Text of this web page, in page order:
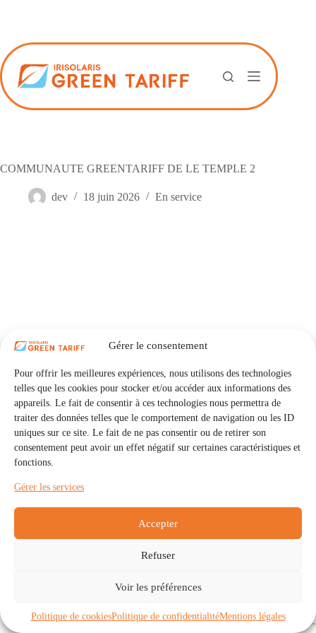
Gérer le consentement
Pour offrir les meilleures expériences, nous utilisons des technologies
telles que les cookies pour stocker et/ou accéder aux informations des
appareils. Le fait de consentir à ces technologies nous permettra de
traiter des données telles que le comportement de navigation ou les ID
uniques sur ce site. Le fait de ne pas consentir ou de retirer son
consentement peut avoir un effet négatif sur certaines caractéristiques et
fonctions.
Gérer les services
Accepter
Refuser
Voir les préférences
Politique de cookiesPolitique de confidentialitéMentions légales
COMMUNAUTE GREENTARIFF DE LE TEMPLE 2
dev 18 juin 2026 En service
Communautés
À propos
Politique de cookies (UE)